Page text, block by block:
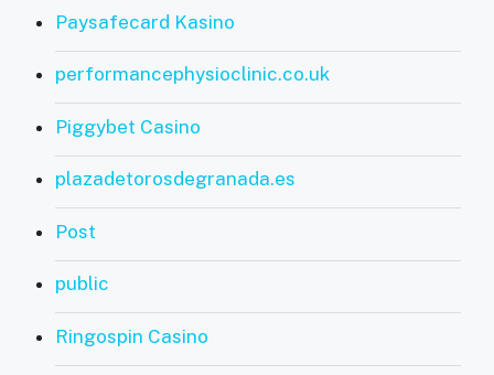
Paysafecard Kasino
performancephysioclinic.co.uk
Piggybet Casino
plazadetorosdegranada.es
Post
public
Ringospin Casino